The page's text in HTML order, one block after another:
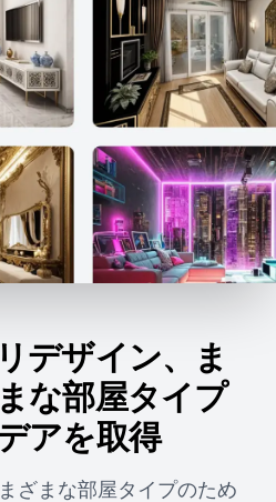
デザイン、ま
な部屋タイプ
アを取得
ざまな部屋タイプのため